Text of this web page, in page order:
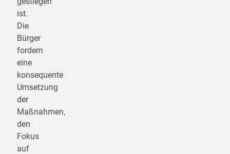
ist.
Die
Bürger
fordern
eine
konsequente
Umsetzung
der
Maßnahmen,
den
Fokus
auf